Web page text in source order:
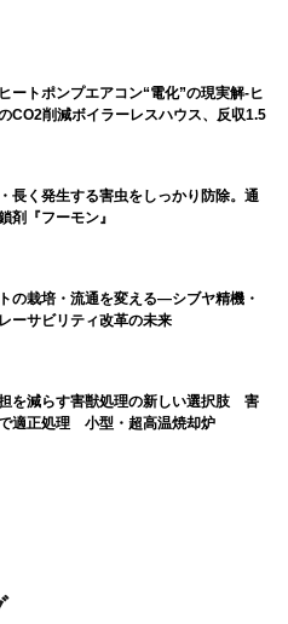
ートポンプエアコン“電化”の現実解-ヒ
CO2削減ボイラーレスハウス、反収1.5
長く発生する害虫をしっかり防除。通
剤『フーモン』
の栽培・流通を変える―シブヤ精機・
ーサビリティ改革の未来
を減らす害獣処理の新しい選択肢 害
適正処理 小型・超高温焼却炉